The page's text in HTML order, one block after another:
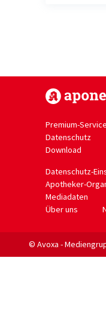
Premium-Service
Datenschutz
Download
Datenschutz-
Apotheker-
Mediadaten
Über uns
© Avoxa -